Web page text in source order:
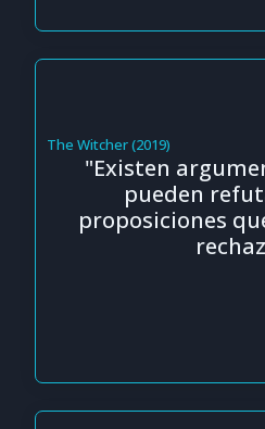
The Witcher (2019)
"Existen
pueden
proposiciones